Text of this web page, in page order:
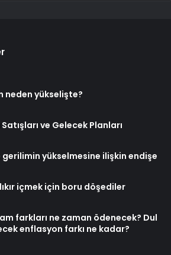
neden yükselişte?
ve Gelecek Planları
gerilimin yükselmesine ilişkin endişe
içmek için boru döşediler
farkları ne zaman ödenecek? Dul
enflasyon farkı ne kadar?